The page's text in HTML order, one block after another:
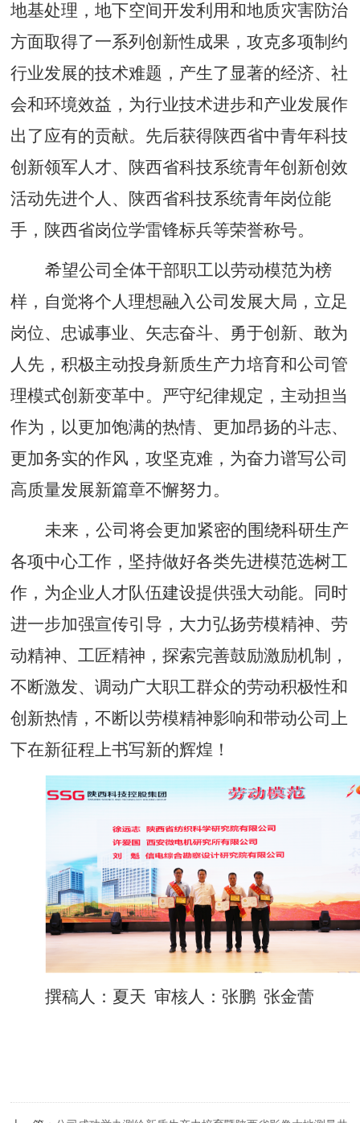
地基处理，地下空间开发利用和地质灾害防治
方面取得了一系列创新性成果，攻克多项制约
行业发展的技术难题，产生了显著的经济、社
会和环境效益，为行业技术进步和产业发展作
出了应有的贡献。先后获得陕西省中青年科技
创新领军人才、陕西省科技系统青年创新创效
活动先进个人、陕西省科技系统青年岗位能
手，陕西省岗位学雷锋标兵等荣誉称号。
希望公司全体干部职工以劳动模范为榜
样，自觉将个人理想融入公司发展大局，立足
岗位、忠诚事业、矢志奋斗、勇于创新、敢为
人先，积极主动投身新质生产力培育和公司管
理模式创新变革中。严守纪律规定，主动担当
作为，以更加饱满的热情、更加昂扬的斗志、
更加务实的作风，攻坚克难， 为奋力谱写公司
高质量发展新篇章不懈努力。
未来，公司将会更加紧密的围绕科研生产
各项中心工作，坚持做好各类先进模范选树工
作，为企业人才队伍建设提供强大动能。同时
进一步加强宣传引导，大力弘扬劳模精神、劳
动精神、工匠精神，探索完善鼓励激励机制，
不断激发、调动广大职工群众的劳动积极性和
创新热情，不断以劳模精神影响和带动公司上
下在新征程上书写新的辉煌！
撰稿人：夏天 审核人：张鹏 张金蕾